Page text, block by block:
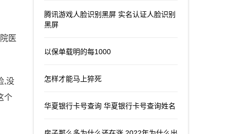
医
,没
个
腾讯游戏人脸识别黑屏 实名认证人脸识别
黑屏
以保单载明的每1000
怎样才能马上猝死
华夏银行卡号查询 华夏银行卡号查询姓名